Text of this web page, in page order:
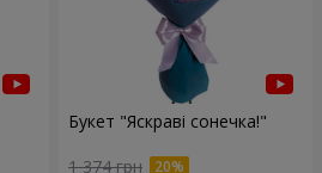
Букет "Яскраві сонечка!"
1 374 грн